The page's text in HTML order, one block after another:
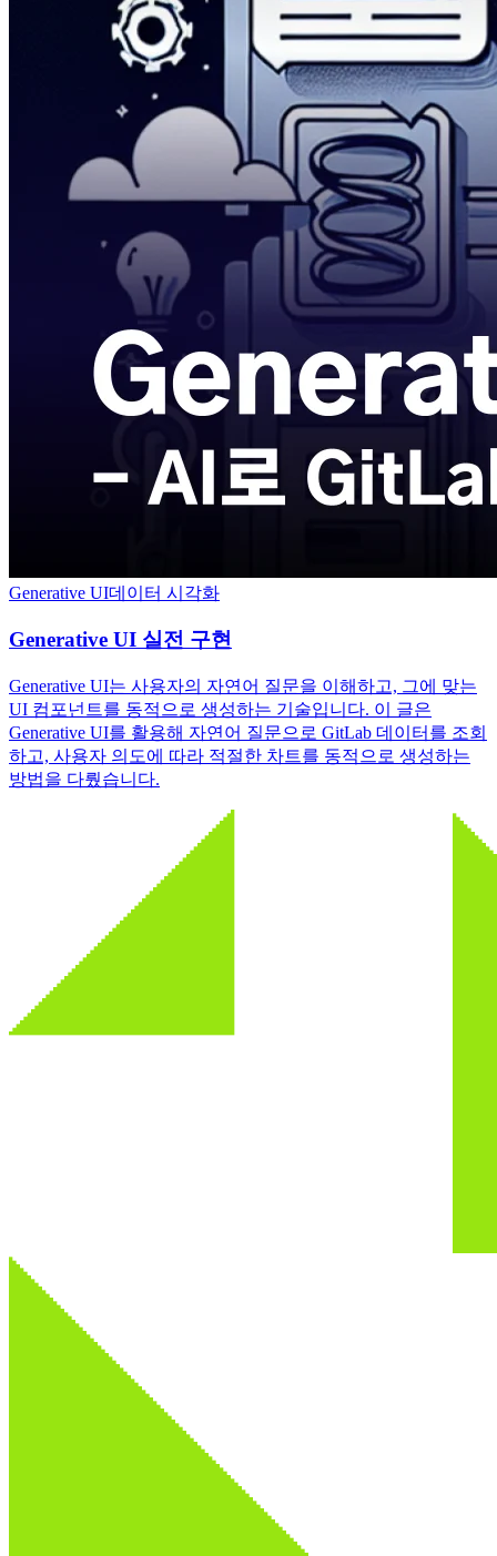
Generative UI데이터 시각화
Generative UI 실전 구현
Generative UI는 사용자의 자연어 질문을 이해하고, 그에 맞는
UI 컴포넌트를 동적으로 생성하는 기술입니다. 이 글은
Generative UI를 활용해 자연어 질문으로 GitLab 데이터를 조회
하고, 사용자 의도에 따라 적절한 차트를 동적으로 생성하는
방법을 다뤘습니다.